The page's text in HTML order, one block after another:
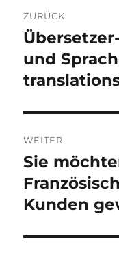
ZURÜCK
Vorheriger
Beitrag:
und
WEITER
Nächster
Beitrag:
Sie
Kunden